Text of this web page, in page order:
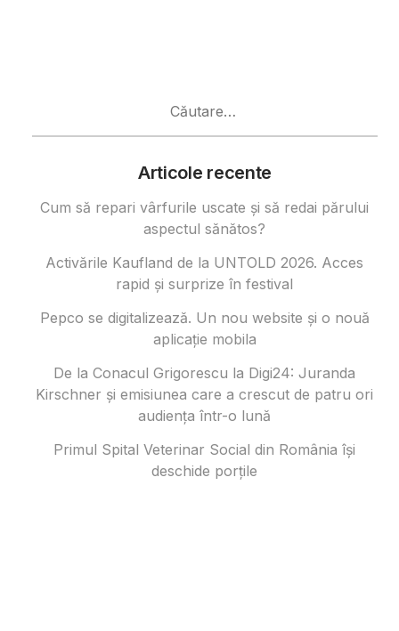
Articole recente
Cum să repari vârfurile uscate și să redai părului
aspectul sănătos?
Activările Kaufland de la UNTOLD 2026. Acces
rapid și surprize în festival
Pepco se digitalizează. Un nou website și o nouă
aplicație mobila
De la Conacul Grigorescu la Digi24: Juranda
Kirschner și emisiunea care a crescut de patru ori
audiența într-o lună
Primul Spital Veterinar Social din România își
deschide porțile